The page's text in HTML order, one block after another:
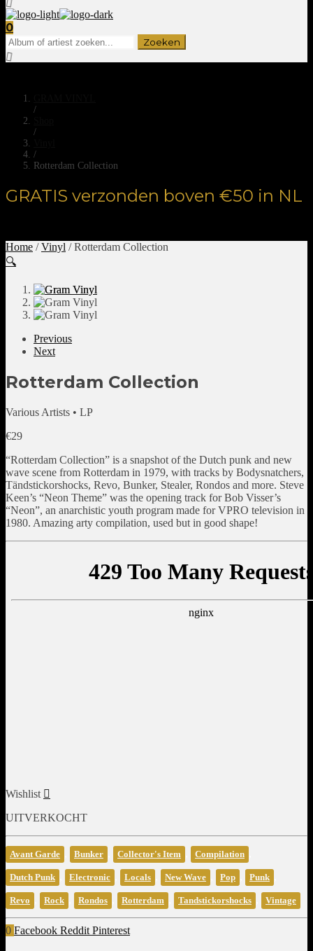
0
/
/
/
Rotterdam Collection
GRATIS verzonden boven €50 in NL
Home /Vinyl / Rotterdam Collection
🔍
Previous
Next
Rotterdam Collection
Various Artists • LP
€29
“Rotterdam Collection” is a snapshot of the Dutch punk and new
wave scene from Rotterdam in 1979, with tracks by Bodysnatchers,
Tändstickorshocks, Revo, Bunker, Stealer, Rondos and more. Steve
Keen’s “Neon Theme” was the opening track for Bob Visser’s
“Neon”, an anarchistic youth program made for VPRO television in
1980. Amazing arty compilation, used but in good shape!
Wishlist
UITVERKOCHT
Avant Garde Bunker Collector's Item Compilation
Dutch Punk Electronic Locals New Wave Pop Punk
Revo Rock Rondos Rotterdam Tandstickorshocks Vintage
0 Facebook Reddit Pinterest